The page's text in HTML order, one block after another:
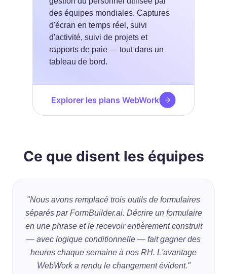
des équipes mondiales. Captures
d'écran en temps réel, suivi
d'activité, suivi de projets et
rapports de paie — tout dans un
tableau de bord.
Explorer les plans WebWork
Ce que disent les équipes
"Nous avons remplacé trois outils de formulaires
séparés par FormBuilder.ai. Décrire un formulaire
en une phrase et le recevoir entièrement construit
— avec logique conditionnelle — fait gagner des
heures chaque semaine à nos RH. L'avantage
WebWork a rendu le changement évident."